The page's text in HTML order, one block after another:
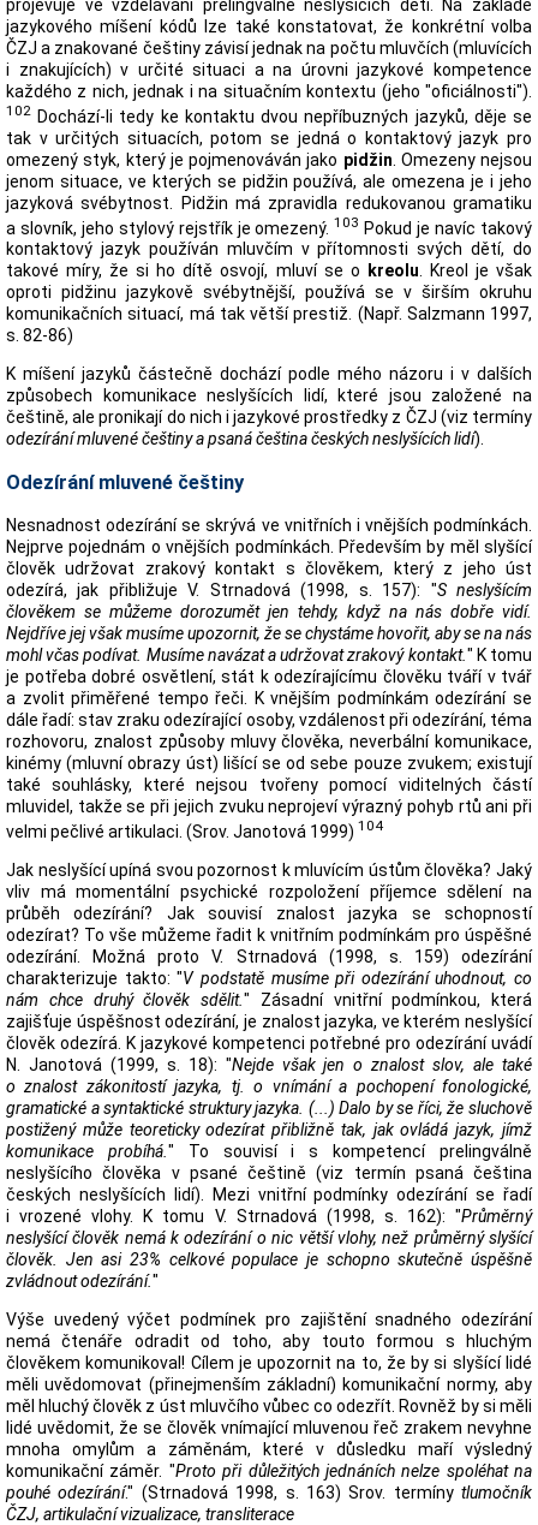
projevuje ve vzdělávání prelingválně neslyšících dětí. Na základě
jazykového míšení kódů lze také konstatovat, že konkrétní volba
ČZJ a znakované češtiny závisí jednak na počtu mluvčích (mluvících
i znakujících) v určité situaci a na úrovni jazykové kompetence
každého z nich, jednak i na situačním kontextu (jeho "oficiálnosti").
102 Dochází-li tedy ke kontaktu dvou nepříbuzných jazyků, děje se
tak v určitých situacích, potom se jedná o kontaktový jazyk pro
omezený styk, který je pojmenováván jako pidžin . Omezeny nejsou
jenom situace, ve kterých se pidžin používá, ale omezena je i jeho
jazyková svébytnost. Pidžin má zpravidla redukovanou gramatiku
a slovník, jeho stylový rejstřík je omezený. 103 Pokud je navíc takový
kontaktový jazyk používán mluvčím v přítomnosti svých dětí, do
takové míry, že si ho dítě osvojí, mluví se o
kreolu. Kreol je však
oproti pidžinu jazykově svébytnější, používá se v širším okruhu
komunikačních situací, má tak větší prestiž. (Např. Salzmann 1997,
s. 82-86)
K míšení jazyků částečně dochází podle mého názoru i v dalších
způsobech komunikace neslyšících lidí, které jsou založené na
češtině, ale pronikají do nich i jazykové prostředky z ČZJ (viz termíny
odezírání mluvené češtinya psaná čeština českých neslyšících lidí).
Odezírání mluvené češtiny
Nesnadnost odezírání se skrývá ve vnitřních i vnějších podmínkách.
Nejprve pojednám o vnějších podmínkách. Především by měl slyšící
člověk udržovat zrakový kontakt s člověkem, který z jeho úst
odezírá, jak přibližuje V. Strnadová (1998, s. 157): "S neslyšícím
člověkem se můžeme dorozumět jen tehdy, když na nás dobře vidí.
Nejdříve jej však musíme upozornit, že se chystáme hovořit, aby se na nás
mohl včas podívat. Musíme navázat a udržovat zrakový kontakt." K tomu
je potřeba dobré osvětlení, stát k odezírajícímu člověku tváří v tvář
a zvolit přiměřené tempo řeči. K vnějším podmínkám odezírání se
dále řadí: stav zraku odezírající osoby, vzdálenost při odezírání, téma
rozhovoru, znalost způsoby mluvy člověka, neverbální komunikace,
kinémy (mluvní obrazy úst) lišící se od sebe pouze zvukem; existují
také souhlásky, které nejsou tvořeny pomocí viditelných částí
mluvidel, takže se při jejich zvuku neprojeví výrazný pohyb rtů ani při
velmi pečlivé artikulaci. (Srov. Janotová 1999) 104
Jak neslyšící upíná svou pozornost k mluvícím ústům člověka? Jaký
vliv má momentální psychické rozpoložení příjemce sdělení na
průběh odezírání? Jak souvisí znalost jazyka se schopností
odezírat? To vše můžeme řadit k vnitřním podmínkám pro úspěšné
odezírání. Možná proto V. Strnadová (1998, s. 159) odezírání
charakterizuje takto: "V podstatě musíme při odezírání uhodnout, co
nám chce druhý člověk sdělit." Zásadní vnitřní podmínkou, která
zajišťuje úspěšnost odezírání, je znalost jazyka, ve kterém neslyšící
člověk odezírá. K jazykové kompetenci potřebné pro odezírání uvádí
N. Janotová (1999, s. 18): "Nejde však jen o znalost slov, ale také
o znalost zákonitostí jazyka, tj. o vnímání a pochopení fonologické,
gramatické a syntaktické struktury jazyka. (...) Dalo by se říci, že sluchově
postižený může teoreticky odezírat přibližně tak, jak ovládá jazyk, jímž
komunikace probíhá. " To souvisí i s kompetencí prelingválně
neslyšícího člověka v psané češtině (viz termín psaná čeština
českých neslyšících lidí). Mezi vnitřní podmínky odezírání se řadí
i vrozené vlohy. K tomu V. Strnadová (1998, s. 162): "Průměrný
neslyšící člověk nemá k odezírání o nic větší vlohy, než průměrný slyšící
člověk. Jen asi 23% celkové populace je schopno skutečně úspěšně
zvládnout odezírání."
Výše uvedený výčet podmínek pro zajištění snadného odezírání
nemá čtenáře odradit od toho, aby touto formou s hluchým
člověkem komunikoval! Cílem je upozornit na to, že by si slyšící lidé
měli uvědomovat (přinejmenším základní) komunikační normy, aby
měl hluchý člověk z úst mluvčího vůbec co odezřít. Rovněž by si měli
lidé uvědomit, že se člověk vnímající mluvenou řeč zrakem nevyhne
mnoha omylům a záměnám, které v důsledku maří výsledný
komunikační záměr. "Proto při důležitých jednáních nelze spoléhat na
pouhé odezírání." (Strnadová 1998, s. 163) Srov. termíny tlumočník
ČZJ, artikulační vizualizace, transliterace